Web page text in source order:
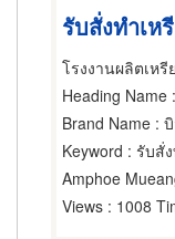
รับสั่งทำเห
โรงงานผลิตเห
Heading Name
Brand Name :
Keyword : รับสั่
Views : 1008